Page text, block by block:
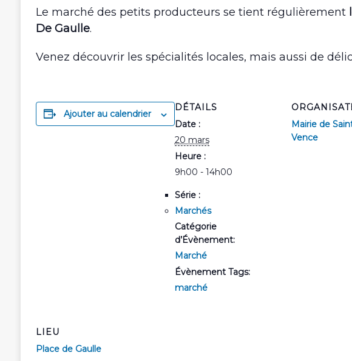
Le marché des petits producteurs se tient régulièrement
De Gaulle.
Venez découvrir les spécialités locales, mais aussi de
Ajouter au calendrier
DÉTAILS
Date :
20 mars
Heure :
9h00 - 14h00
Série :
Marchés
Catégorie
d’Évènement:
Marché
Évènement Tags:
marché
Mairie de
Vence
LIEU
Place de Gaulle